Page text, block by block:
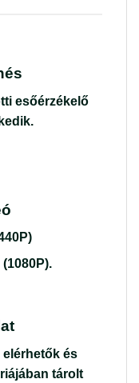
esőérzékelő
és
tárolt